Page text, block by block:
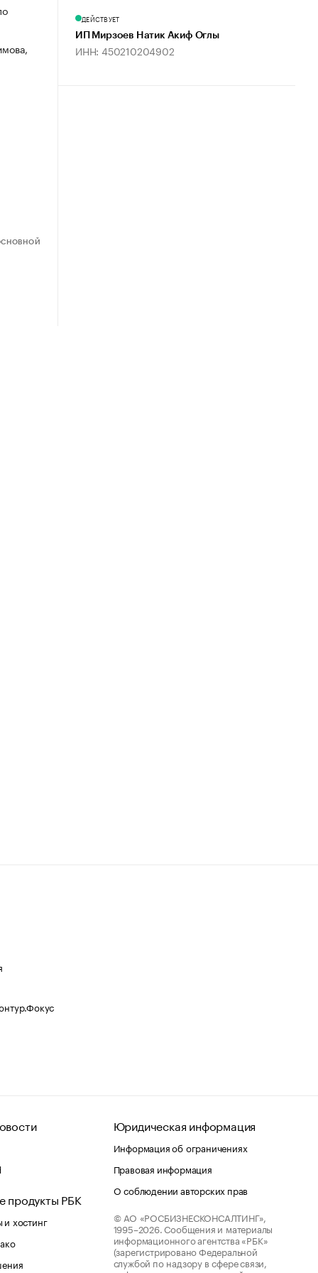
ДЕЙСТВУЕТ
ИП Мирзоев Натик Акиф Оглы
ИНН: 450210204902
продукты РБК
хостинг
Юридическая информация
Информация об ограничениях
Правовая информация
О соблюдении авторских прав
© АО «РОСБИЗНЕСКОНСАЛТИНГ»,
1995–2026. Сообщения и материалы
информационного агентства «РБК»
(зарегистрировано Федеральной
службой по надзору в сфере связи,